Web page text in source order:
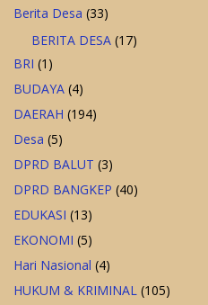
Berita Desa (33)
BERITA DESA (17)
BRI (1)
BUDAYA (4)
DAERAH (194)
Desa (5)
DPRD BALUT (3)
DPRD BANGKEP (40)
EDUKASI (13)
EKONOMI (5)
Hari Nasional (4)
HUKUM & KRIMINAL (105)